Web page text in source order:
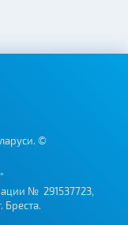
©
№ 291537723,
Бреста.